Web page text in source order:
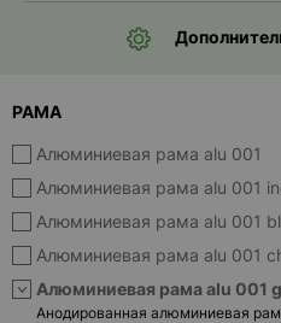
РАМА
Алюминиевая рама alu 001
Алюминиевая рама alu 001
Алюминиевая рама alu 001
Алюминиевая рама alu 001
Алюминиевая рама alu 001
Анодированная алюминиевая